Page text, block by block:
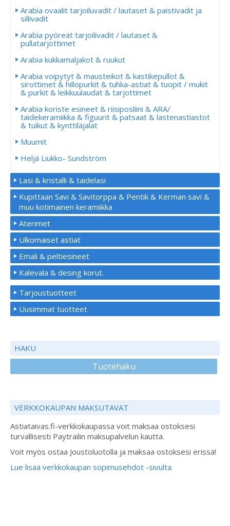
Arabia ovaalit tarjoiluvadit / lautaset & paistivadit ja
sillivadit
Arabia pyöreät tarjoilivadit / lautaset &
pullatarjottimet
Arabia kukkamaljakot & ruukut
Arabia voipytyt & mausteikot & kastikepullot &
sirottimet & hillopurkit & tuhka-astiat & tuopit / mukit
& purkit & leikkuulaudat & tarjottimet
Arabia koriste esineet & riisiposliini & ARA/
taidekeramiikka & figuurit & patsaat & lastenastiastot
& tuikut & kynttiläjalat
Muumit
Heljä Liukko- Sundström
Lasi & kristalli & taidelasi
Kupittaan Savi & Savitorppa & Pentik & Kerman savi &
muu kotimainen keramiikka
Aterimet
Ulkomaiset astiat
Emali & peltiesineet
Kalevala & desing korut.
Tarjoustuotteet
Uusimmat tuotteet
HAKU
Tuotehaku
VERKKOKAUPAN MAKSUTAVAT
Astiataivas.fi-verkkokaupassa voit maksaa ostoksesi
turvallisesti Paytrailin maksupalvelun kautta.
Voit myös ostaa Joustoluotolla ja maksaa ostoksesi erissä!
Lue lisää verkkokaupan sopimusehdot -sivulta.